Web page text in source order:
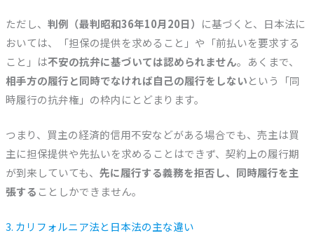
ただし、 判例（最判昭和36年10月20日） に基づくと、日本法に
おいては、「担保の提供を求めること」や「前払いを要求する
こと」は不安の抗弁に基づいては認められません。あくまで、
相手方の履行と同時でなければ自己の履行をしないという「同
時履行の抗弁権」の枠内にとどまります。
つまり、買主の経済的信用不安などがある場合でも、売主は買
主に担保提供や先払いを求めることはできず、契約上の履行期
が到来していても、 先に履行する義務を拒否し、同時履行を主
張する ことしかできません。
3. カリフォルニア法と日本法の主な違い